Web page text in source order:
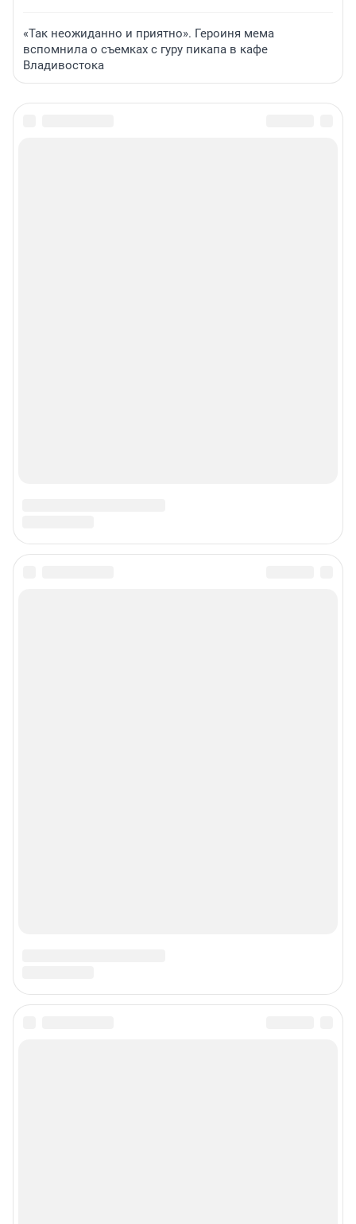
«Так неожиданно и приятно». Героиня мема
вспомнила о съемках с гуру пикапа в кафе
Владивостока